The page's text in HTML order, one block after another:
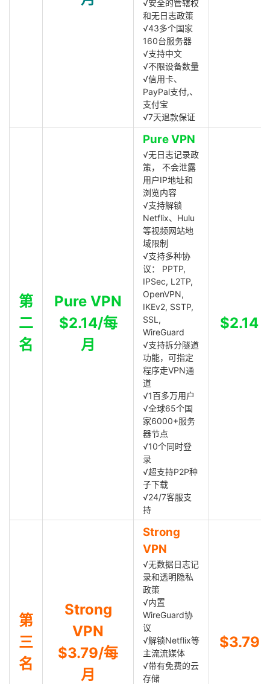
√安全的管辖权
和无日志政策
√43多个国家
160台服务器
√支持中文
√不限设备数量
√信用卡、
PayPal支付,、
支付宝
√7天退款保证
第
二
名
Pure VPN
$2.14/每
月
Pure VPN
√无日志记录政
策， 不会泄露
用户IP地址和
浏览内容
√支持解锁
Netflix、Hulu
等视频网站地
域限制
√支持多种协
议： PPTP,
IPSec, L2TP,
OpenVPN,
IKEv2, SSTP,
SSL,
WireGuard
√支持拆分隧道
功能，可指定
程序走VPN通
道
√1百多万用户
√全球65个国
家6000+服务
器节点
√10个同时登
录
√超支持P2P种
子下载
√24/7客服支
持
$2.14
第
三
名
Strong
VPN
$3.79/每
月
Strong
VPN
√无数据日志记
录和透明隐私
政策
√内置
WireGuard协
议
√解锁Netflix等
主流流媒体
√带有免费的云
存储
$3.79